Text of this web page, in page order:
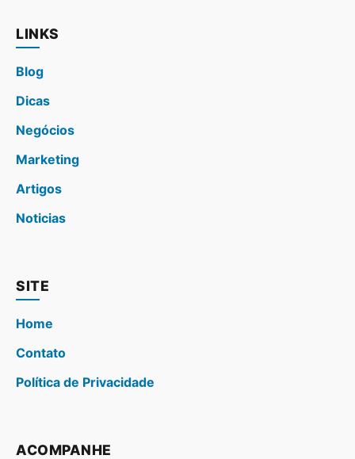
LINKS
Blog
Dicas
Negócios
Marketing
Artigos
Noticias
SITE
Home
Contato
Política de Privacidade
ACOMPANHE